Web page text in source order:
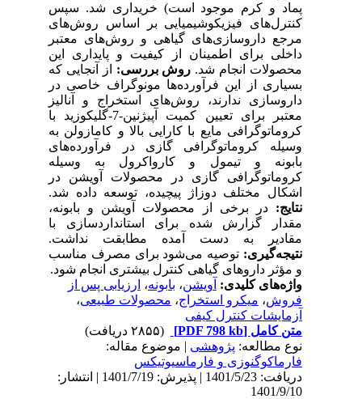
پماد و کرم موجود است) خریداری شد. سپس
کنترل‌های فیزیکوشیمیایی بر اساس روش‌های
مرجع داروسازی‌های گیاهی و روش‌های معتبر
داخلی برای اطمینان از کیفیت و پایداری این
محصولات انجام شد.روش بررسی:از آنجایی که
بسیاری از این فرآورده‌ها مونوگراف خاصی در
داروسازی ندارند، روش‌های استخراج و آنالیز
معتبر برای تعیین کمیت آپیژنین-7-گلیکوزید با
کروماتوگرافی مایع با کارایی بالا و کامازولن به
وسیله کروماتوگرافی گازی در فرآورده‌های
بابونه و تیمول و کارواکرول به وسیله
کروماتوگرافی گازی در محصولات آویشن در
اشکال مختلف دوزاژ پیچیده، توسعه داده شد.
نتایج:در برخی از محصولات آویشن و بابونه،
مقدار گزارش شده برای استانداردسازی با
مقادیر به دست آمده مطابقت نداشت.
نتیجه‌گیری:توصیه می‌شود برای مصرف مناسب
و مؤثر داروهای گیاهی کنترل بیشتری انجام شود.
واژه‌های کلیدی:آویشن،بابونه،ارزیابی پس از
فروش،میکرو استخراج، محصولات طبیعی،
آزمایشات کنترل کیفی
متن کامل[PDF 798 kb]
(۲۸۵۵ دریافت)
نوع مطالعه:پژوهشی| موضوع مقاله:
فارماكوگنوزی و فارماسيوتيكس
دریافت: 1401/5/23 | پذیرش: 1401/7/19 | انتشار:
1401/9/10